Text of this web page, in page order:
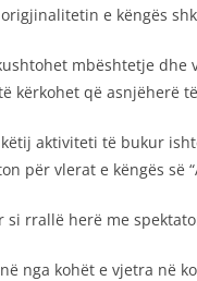
e këngës
mbështetje
kërkohet që asnjëherë
aktiviteti të bukur
për vlerat e këngës së
rrallë herë me
nga kohët e vjetra në